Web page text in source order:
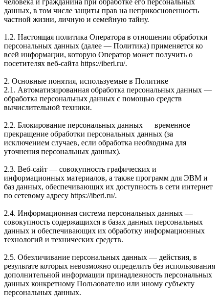
данных, в том числе защиты прав на неприкосновенность
частной жизни, личную и семейную тайну.
1.2. Настоящая политика Оператора в отношении обработки
персональных данных (далее — Политика) применяется ко
всей информации, которую Оператор может получить о
посетителях веб-сайта https://iberi.ru/.
2. Основные понятия, используемые в Политике
2.1. Автоматизированная обработка персональных данных —
обработка персональных данных с помощью средств
вычислительной техники.
2.2. Блокирование персональных данных — временное
прекращение обработки персональных данных (за
исключением случаев, если обработка необходима для
уточнения персональных данных).
2.3. Веб-сайт — совокупность графических и
информационных материалов, а также программ для ЭВМ и
баз данных, обеспечивающих их доступность в сети интернет
по сетевому адресу https://iberi.ru/.
2.4. Информационная система персональных данных —
совокупность содержащихся в базах данных персональных
данных и обеспечивающих их обработку информационных
технологий и технических средств.
2.5. Обезличивание персональных данных — действия, в
результате которых невозможно определить без использования
дополнительной информации принадлежность персональных
данных конкретному Пользователю или иному субъекту
персональных данных.